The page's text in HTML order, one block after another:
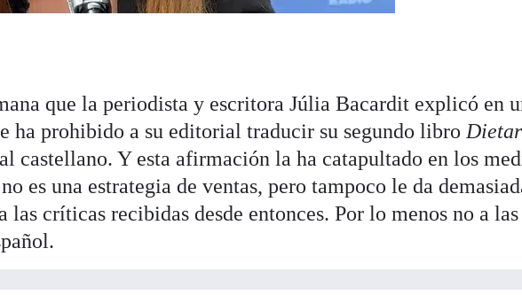
que la periodista y escritora Júlia Bacardit explicó en
ha prohibido a su editorial traducir su segundo libro
castellano. Y esta afirmación la ha catapultado en los
es una estrategia de ventas, pero tampoco le da
las críticas recibidas desde entonces. Por lo menos no a las